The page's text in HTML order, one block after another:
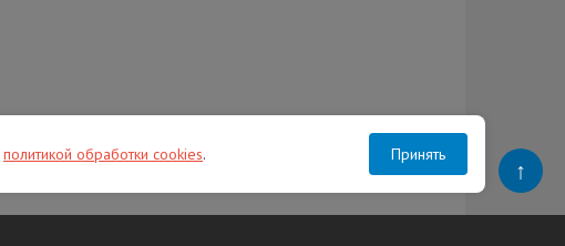
политикой обработки cookies. Принять
↑